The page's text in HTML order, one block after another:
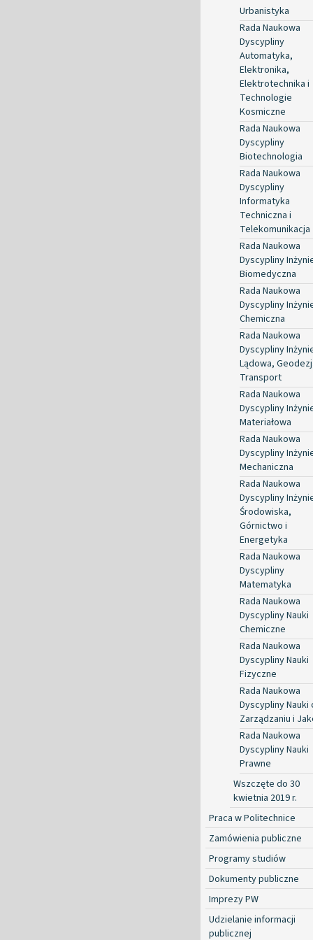
Urbanistyka
Rada Naukowa
Dyscypliny
Automatyka,
Elektronika,
Elektrotechnika i
Technologie
Kosmiczne
Rada Naukowa
Dyscypliny
Biotechnologia
Rada Naukowa
Dyscypliny
Informatyka
Techniczna i
Telekomunikacja
Rada Naukowa
Dyscypliny
Biomedyczna
Rada Naukowa
Dyscypliny
Chemiczna
Rada Naukowa
Dyscypliny
Lądowa,
Transport
Rada Naukowa
Dyscypliny
Materiałowa
Rada Naukowa
Dyscypliny
Mechaniczna
Rada Naukowa
Dyscypliny
Środowiska,
Górnictwo i
Energetyka
Rada Naukowa
Dyscypliny
Matematyka
Rada Naukowa
Dyscypliny Nauki
Chemiczne
Rada Naukowa
Dyscypliny Nauki
Fizyczne
Rada Naukowa
Dyscypliny Nauki
Zarządzaniu i
Rada Naukowa
Dyscypliny Nauki
Prawne
Wszczęte do 30
kwietnia 2019 r.
Praca w Politechnice
Zamówienia publiczne
Programy studiów
Dokumenty publiczne
Imprezy PW
Udzielanie informacji
publicznej